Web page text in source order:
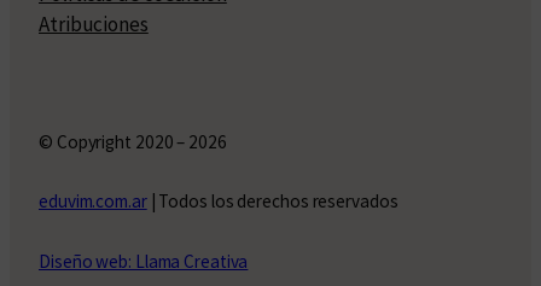
Atribuciones
© Copyright 2020 – 2026
eduvim.com.ar| Todos los derechos reservados
Diseño web: Llama Creativa